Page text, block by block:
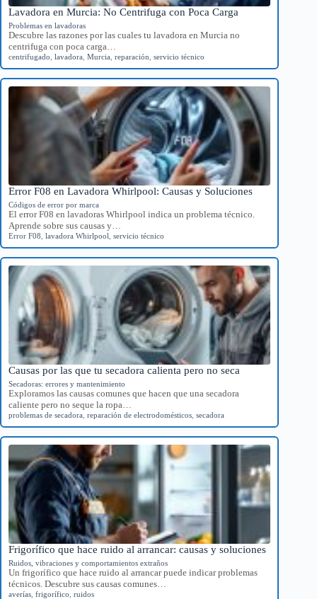
Lavadora en Murcia: No Centrifuga con Poca Carga
Problemas en lavadoras
Descubre las razones por las cuales tu lavadora en Murcia no
centrifuga con poca carga…
centrifugado lavadora Murcia reparación servicio técnico
Error F08 en Lavadora Whirlpool: Causas y Soluciones
Códigos de error por marca
El error F08 en lavadoras Whirlpool indica un problema técnico.
Aprende sobre sus causas y…
Error F08 lavadora Whirlpool servicio técnico
Causas por las que tu secadora calienta pero no seca
Secadoras: errores y mantenimiento
Exploramos las causas comunes que hacen que una secadora
caliente pero no seque la ropa…
problemas de secadora reparación de electrodomésticos secadora
Frigorífico que hace ruido al arrancar: causas y soluciones
Ruidos, vibraciones y comportamientos extraños
Un frigorífico que hace ruido al arrancar puede indicar problemas
técnicos. Descubre sus causas comunes…
averías frigorífico ruidos